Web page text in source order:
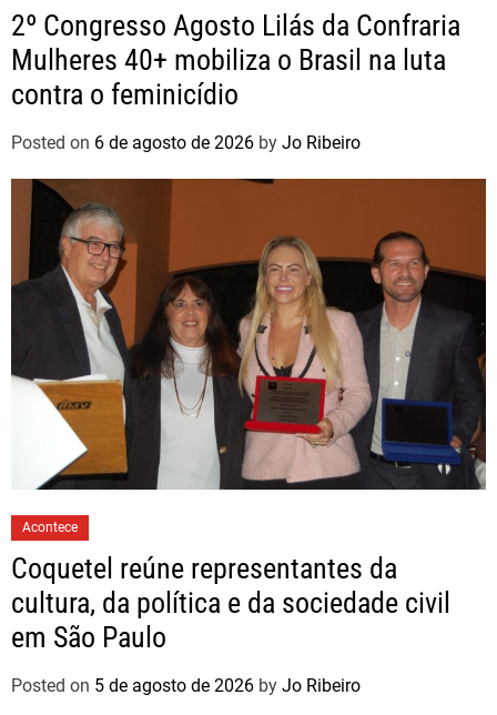
2º Congresso Agosto Lilás da Confraria
Mulheres 40+ mobiliza o Brasil na luta
contra o feminicídio
Posted on 6 de agosto de 2026 by Jo Ribeiro
Acontece
Coquetel reúne representantes da
cultura, da política e da sociedade civil
em São Paulo
Posted on 5 de agosto de 2026 by Jo Ribeiro